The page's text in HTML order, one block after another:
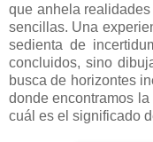
que anhela
sencillas. Una
sedienta de
concluidos, sino
busca de horizontes
donde encontramos
cuál es el significado